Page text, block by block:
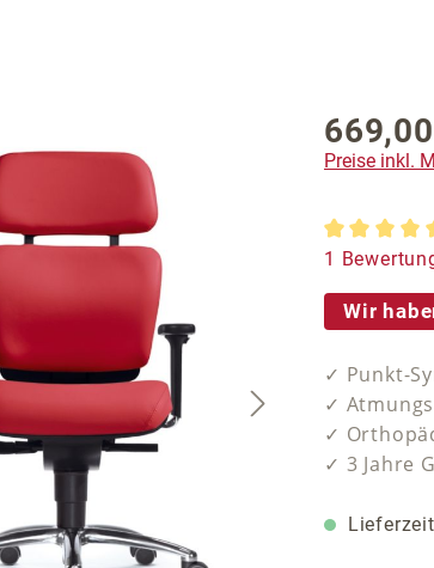
Regulärer
Preise inkl.
1
Wir
✓ Punkt-
✓
✓
✓ 3 Jahre